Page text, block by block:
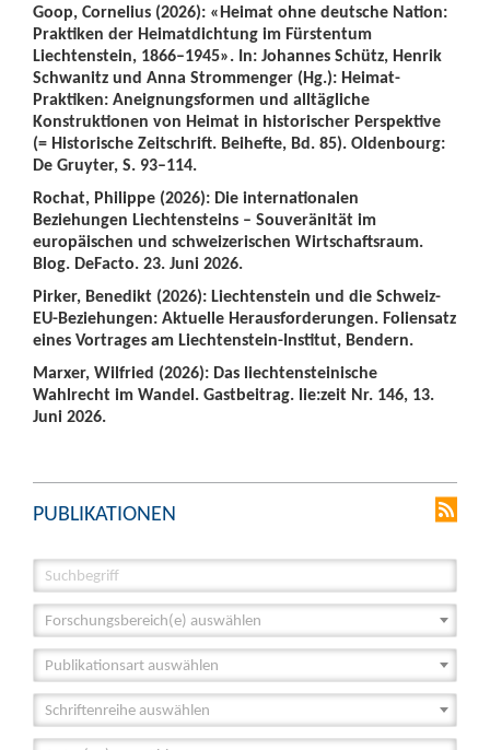
Goop, Cornelius (2026): «Heimat ohne deutsche Nation:
Praktiken der Heimatdichtung im Fürstentum
Liechtenstein, 1866–1945». In: Johannes Schütz, Henrik
Schwanitz und Anna Strommenger (Hg.): Heimat-
Praktiken: Aneignungsformen und alltägliche
Konstruktionen von Heimat in historischer Perspektive
(= Historische Zeitschrift. Beihefte, Bd. 85). Oldenbourg:
De Gruyter, S. 93–114.
Rochat, Philippe (2026): Die internationalen
Beziehungen Liechtensteins – Souveränität im
europäischen und schweizerischen Wirtschaftsraum.
Blog. DeFacto. 23. Juni 2026.
Pirker, Benedikt (2026): Liechtenstein und die Schweiz-
EU-Beziehungen: Aktuelle Herausforderungen. Foliensatz
eines Vortrages am Liechtenstein-Institut, Bendern.
Marxer, Wilfried (2026): Das liechtensteinische
Wahlrecht im Wandel. Gastbeitrag. lie:zeit Nr. 146, 13.
Juni 2026.
PUBLIKATIONEN
Forschungsbereich(e) auswählen
Publikationsart auswählen
Schriftenreihe auswählen